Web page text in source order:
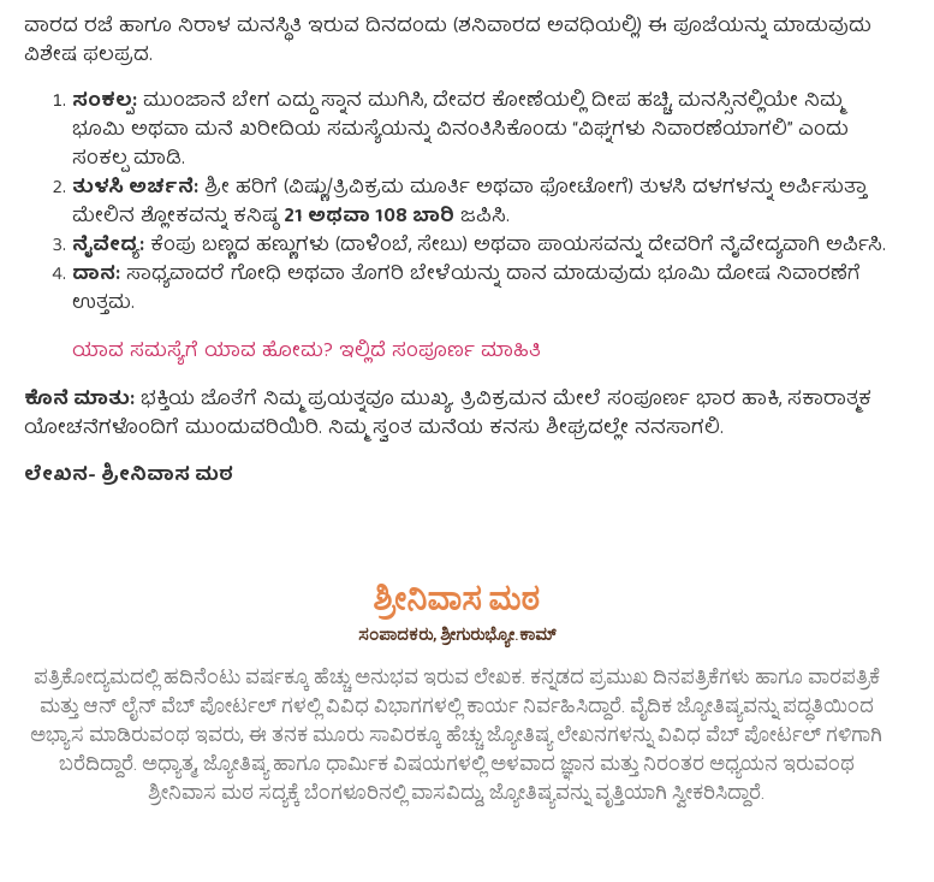
ವಾರದ ರಜೆ ಹಾಗೂ ನಿರಾಳ ಮನಸ್ಥಿತಿ ಇರುವ ದಿನದಂದು (ಶನಿವಾರದ ಅವಧಿಯಲ್ಲಿ) ಈ ಪೂಜೆಯನ್ನು ಮಾಡುವುದು
ವಿಶೇಷ ಫಲಪ್ರದ.
ಸಂಕಲ್ಪ:ಮುಂಜಾನೆ ಬೇಗ ಎದ್ದು ಸ್ನಾನ ಮುಗಿಸಿ, ದೇವರ ಕೋಣೆಯಲ್ಲಿ ದೀಪ ಹಚ್ಚಿ, ಮನಸ್ಸಿನಲ್ಲಿಯೇ ನಿಮ್ಮ
ಭೂಮಿ ಅಥವಾ ಮನೆ ಖರೀದಿಯ ಸಮಸ್ಯೆಯನ್ನು ವಿನಂತಿಸಿಕೊಂಡು “ವಿಘ್ನಗಳು ನಿವಾರಣೆಯಾಗಲಿ” ಎಂದು
ಸಂಕಲ್ಪ ಮಾಡಿ.
ತುಳಸಿ ಅರ್ಚನೆ:ಶ್ರೀ ಹರಿಗೆ (ವಿಷ್ಣು/ತ್ರಿವಿಕ್ರಮ ಮೂರ್ತಿ ಅಥವಾ ಫೋಟೋಗೆ) ತುಳಸಿ ದಳಗಳನ್ನು ಅರ್ಪಿಸುತ್ತಾ
ಮೇಲಿನ ಶ್ಲೋಕವನ್ನು ಕನಿಷ್ಠ21 ಅಥವಾ 108 ಬಾರಿ ಜಪಿಸಿ.
ನೈವೇದ್ಯ: ಕೆಂಪು ಬಣ್ಣದ ಹಣ್ಣುಗಳು (ದಾಳಿಂಬೆ, ಸೇಬು) ಅಥವಾ ಪಾಯಸವನ್ನು ದೇವರಿಗೆ ನೈವೇದ್ಯವಾಗಿ ಅರ್ಪಿಸಿ.
ದಾನ:ಸಾಧ್ಯವಾದರೆ ಗೋಧಿ ಅಥವಾ ತೊಗರಿ ಬೇಳೆಯನ್ನು ದಾನ ಮಾಡುವುದು ಭೂಮಿ ದೋಷ ನಿವಾರಣೆಗೆ
ಉತ್ತಮ.
ಯಾವ ಸಮಸ್ಯೆಗೆ ಯಾವ ಹೋಮ? ಇಲ್ಲಿದೆ ಸಂಪೂರ್ಣ ಮಾಹಿತಿ
ಕೊನೆಮಾತು:ಭಕ್ತಿಯ ಜೊತೆಗೆ ನಿಮ್ಮ ಪ್ರಯತ್ನವೂ ಮುಖ್ಯ. ತ್ರಿವಿಕ್ರಮನ ಮೇಲೆ ಸಂಪೂರ್ಣ ಭಾರ ಹಾಕಿ, ಸಕಾರಾತ್ಮಕ
ಯೋಚನೆಗಳೊಂದಿಗೆ ಮುಂದುವರಿಯಿರಿ. ನಿಮ್ಮ ಸ್ವಂತ ಮನೆಯ ಕನಸು ಶೀಘ್ರದಲ್ಲೇ ನನಸಾಗಲಿ.
ಲೇಖನ- ಶ್ರೀನಿವಾಸ ಮಠ
ಶ್ರೀನಿವಾಸ ಮಠ
ಸಂಪಾದಕರು, ಶ್ರೀಗುರುಭ್ಯೋ.ಕಾಮ್
ಪತ್ರಿಕೋದ್ಯಮದಲ್ಲಿ ಹದಿನೆಂಟು ವರ್ಷಕ್ಕೂ ಹೆಚ್ಚು ಅನುಭವ ಇರುವ ಲೇಖಕ. ಕನ್ನಡದ ಪ್ರಮುಖ ದಿನಪತ್ರಿಕೆಗಳು ಹಾಗೂ ವಾರಪತ್ರಿಕೆ
ಮತ್ತು ಆನ್ ಲೈನ್ ವೆಬ್ ಪೋರ್ಟಲ್ ಗಳಲ್ಲಿ ವಿವಿಧ ವಿಭಾಗಗಳಲ್ಲಿ ಕಾರ್ಯ ನಿರ್ವಹಿಸಿದ್ದಾರೆ. ವೈದಿಕ ಜ್ಯೋತಿಷ್ಯವನ್ನು ಪದ್ಧತಿಯಿಂದ
ಅಭ್ಯಾಸ ಮಾಡಿರುವಂಥ ಇವರು, ಈ ತನಕ ಮೂರು ಸಾವಿರಕ್ಕೂ ಹೆಚ್ಚು ಜ್ಯೋತಿಷ್ಯ ಲೇಖನಗಳನ್ನು ವಿವಿಧ ವೆಬ್ ಪೋರ್ಟಲ್ ಗಳಿಗಾಗಿ
ಬರೆದಿದ್ದಾರೆ. ಅಧ್ಯಾತ್ಮ, ಜ್ಯೋತಿಷ್ಯ ಹಾಗೂ ಧಾರ್ಮಿಕ ವಿಷಯಗಳಲ್ಲಿ ಅಳವಾದ ಜ್ಞಾನ ಮತ್ತು ನಿರಂತರ ಅಧ್ಯಯನ ಇರುವಂಥ
ಶ್ರೀನಿವಾಸ ಮಠ ಸದ್ಯಕ್ಕೆ ಬೆಂಗಳೂರಿನಲ್ಲಿ ವಾಸವಿದ್ದು, ಜ್ಯೋತಿಷ್ಯವನ್ನು ವೃತ್ತಿಯಾಗಿ ಸ್ವೀಕರಿಸಿದ್ದಾರೆ.